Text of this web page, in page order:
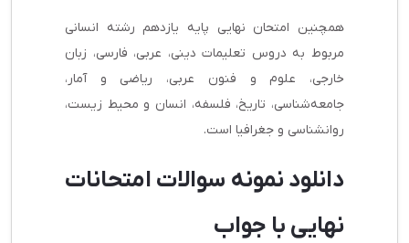
همچنین امتحان نهایی پایه یازدهم رشته انسانی
مربوط به دروس تعلیمات دینی، عربی، فارسی، زبان
خارجی، علوم و فنون عربی، ریاضی و آمار،
جامعه‌شناسی، تاریخ، فلسفه، انسان و محیط زیست،
روانشناسی و جغرافیا است.
دانلود نمونه سوالات امتحانات
نهایی با جواب